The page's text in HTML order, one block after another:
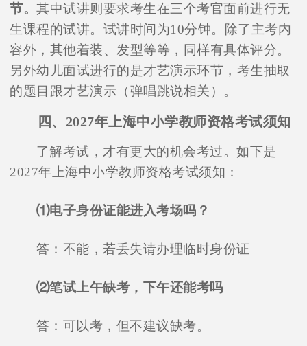
节。其中试讲则要求考生在三个考官面前进行无
生课程的试讲。试讲时间为10分钟。除了主考内
容外，其他着装、发型等等，同样有具体评分。
另外幼儿面试进行的是才艺演示环节，考生抽取
的题目跟才艺演示（弹唱跳说相关）。
四、2027年上海中小学教师资格考试须知
了解考试，才有更大的机会考过。如下是
2027年上海中小学教师资格考试须知：
⑴电子身份证能进入考场吗？
答：不能，若丢失请办理临时身份证
⑵笔试上午缺考，下午还能考吗
答：可以考，但不建议缺考。